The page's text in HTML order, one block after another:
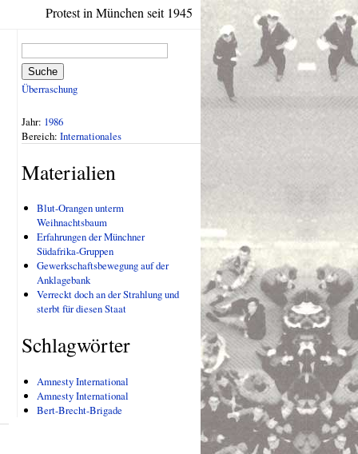
Protest in München seit 1945
Suche
Überraschung
Jahr: 1986
Bereich: Internationales
Materialien
Blut-Orangen unterm
Weihnachtsbaum
Erfahrungen der Münchner
Südafrika-Gruppen
Gewerkschaftsbewegung auf der
Anklagebank
Verreckt doch an der Strahlung und
sterbt für diesen Staat
Schlagwörter
Amnesty International
Amnesty International
Bert-Brecht-Brigade